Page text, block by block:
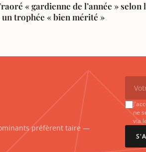
« gardienne de l’année » selon
trophée « bien mérité »
préfèrent taire —
ne
via